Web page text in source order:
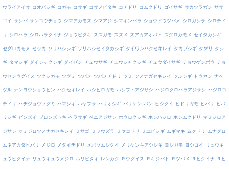
ウライアイサ コオバシギ コガモ コサギ コサメビタキ コチドリ コムクドリ ゴイサギ サカツラガン ササ
ゴイ サシバ サンコウチョウ シマアカモズ シマアジ シマキンパラ ショウドウツバメ シロガシラ シロチド
リ シロハラ シロハラクイナ ジョウビタキ スズガモ スズメ ズアカアオバト ズグロカモメ セイタカシギ
セグロカモメ セッカ ソリハシシギ ソリハシセイタカシギ タイワンハクセキレイ タカブシギ タゲリ タシ
ギ タマシギ ダイシャクシギ ダイゼン チュウサギ チュウシャクシギ チュウダイサギ チョウゲンボウ チョ
ウセンウグイス ツクシガモ ツグミ ツバメ ツバメチドリ ツミ ツメナガセキレイ ツルシギ トウネン ナベ
ヅル ナンヨウショウビン ハクセキレイ ハシビロガモ ハシブトアジサシ ハジロクロハラアジサシ ハジロコ
チドリ ハチジョウツグミ ハマシギ ハヤブサ ハリオシギ バリケン バン ヒシクイ ヒドリガモ ヒバリ ヒバ
リシギ ビンズイ ブロンズトキ ヘラサギ ベニアジサシ ホウロクシギ ホシハジロ ホシムクドリ マミジロア
ジサシ マミジロツメナガセキレイ ミサゴ ミフウズラ ミヤコドリ ミユビシギ ムギマキ ムクドリ ムナグロ
ムネアカタヒバリ メジロ メダイチドリ メボソムシクイ メリケンキアシシギ ヨシガモ ヨシゴイ リュウキ
ュウヒクイナ リュウキュウメジロ ルリビタキ レンカク Ｒウグイス Ｒキジバト Ｒツバメ Ｒヒクイナ Ｒヒ